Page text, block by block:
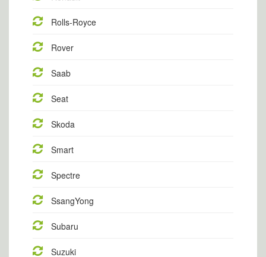
Rolls-Royce
Rover
Saab
Seat
Skoda
Smart
Spectre
SsangYong
Subaru
Suzuki